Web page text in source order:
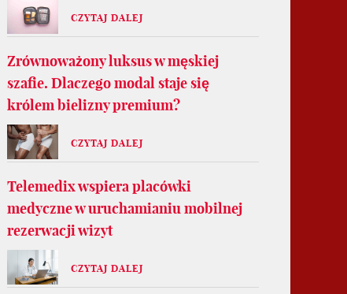
CZYTAJ DALEJ
Zrównoważony luksus w męskiej
szafie. Dlaczego modal staje się
królem bielizny premium?
CZYTAJ DALEJ
Telemedix wspiera placówki
medyczne w uruchamianiu mobilnej
rezerwacji wizyt
CZYTAJ DALEJ